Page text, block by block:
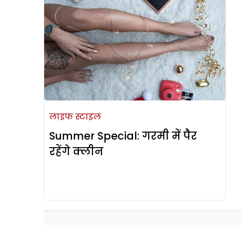
लाइफ स्टाइल
Summer Special: गरमी में पैर
रहेंगे क्लीन